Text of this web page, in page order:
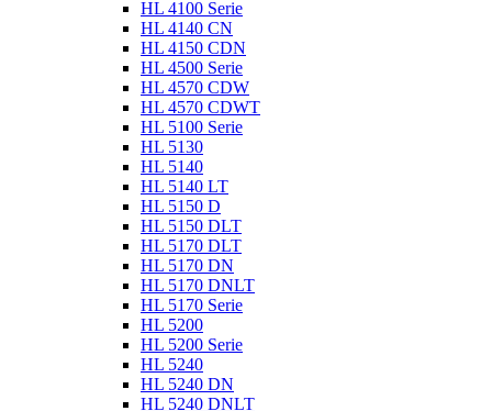
HL 4100 Serie
HL 4140 CN
HL 4150 CDN
HL 4500 Serie
HL 4570 CDW
HL 4570 CDWT
HL 5100 Serie
HL 5130
HL 5140
HL 5140 LT
HL 5150 D
HL 5150 DLT
HL 5170 DLT
HL 5170 DN
HL 5170 DNLT
HL 5170 Serie
HL 5200
HL 5200 Serie
HL 5240
HL 5240 DN
HL 5240 DNLT